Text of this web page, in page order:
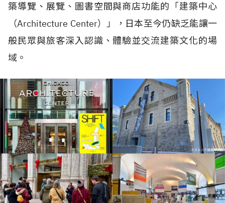
築導覽、展覽、圖書空間與商店功能的「建築中心
（Architecture Center）」，日本至今仍缺乏能讓一
般民眾與旅客深入認識、體驗並交流建築文化的場
域。